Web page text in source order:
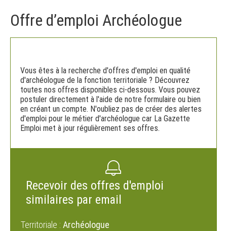
Offre d’emploi Archéologue
Vous êtes à la recherche d'offres d'emploi en qualité
d'archéologue de la fonction territoriale ? Découvrez
toutes nos offres disponibles ci-dessous. Vous pouvez
postuler directement à l'aide de notre formulaire ou bien
en créant un compte. N'oubliez pas de créer des alertes
d'emploi pour le métier d'archéologue car La Gazette
Emploi met à jour régulièrement ses offres.
Recevoir des offres d'emploi
similaires par email
Territoriale : Archéologue